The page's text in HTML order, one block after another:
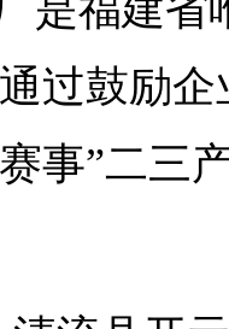
是福建省
过鼓励
事”二三